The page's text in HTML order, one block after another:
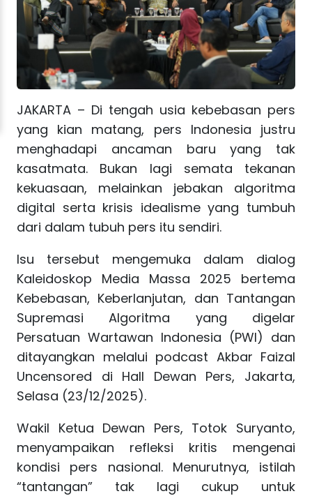
JAKARTA – Di tengah usia kebebasan pers
yang kian matang, pers Indonesia justru
menghadapi ancaman baru yang tak
kasatmata. Bukan lagi semata tekanan
kekuasaan, melainkan jebakan algoritma
digital serta krisis idealisme yang tumbuh
dari dalam tubuh pers itu sendiri.
Isu tersebut mengemuka dalam dialog
Kaleidoskop Media Massa 2025 bertema
Kebebasan, Keberlanjutan, dan Tantangan
Supremasi Algoritma yang digelar
Persatuan Wartawan Indonesia (PWI) dan
ditayangkan melalui podcast Akbar Faizal
Uncensored di Hall Dewan Pers, Jakarta,
Selasa (23/12/2025).
Wakil Ketua Dewan Pers, Totok Suryanto,
menyampaikan refleksi kritis mengenai
kondisi pers nasional. Menurutnya, istilah
“tantangan” tak lagi cukup untuk